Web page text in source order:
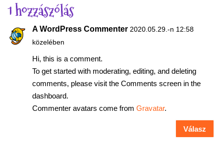
1 hozzászólás
A WordPress Commenter 2020.05.29.-n 12:58
közelében
Hi, this is a comment.
To get started with moderating, editing, and deleting
comments, please visit the Comments screen in the
dashboard.
Commenter avatars come from Gravatar.
Válasz